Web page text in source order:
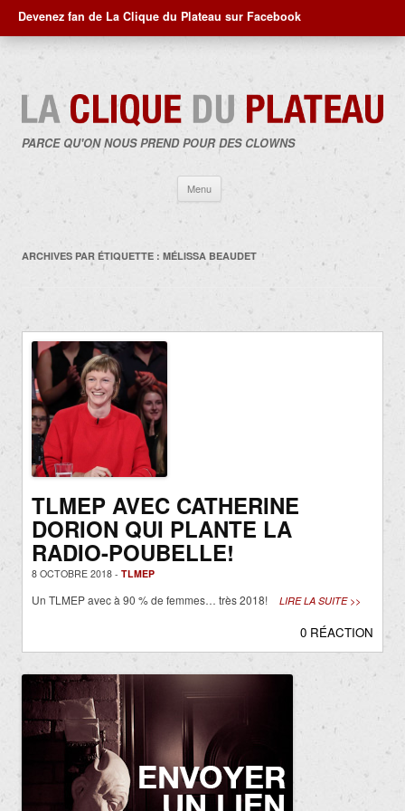
Devenez fan de La Clique du Plateau sur Facebook
PARCE QU'ON NOUS PREND POUR DES CLOWNS
Menu
contenu
ARCHIVES PAR ÉTIQUETTE : MÉLISSA BEAUDET
TLMEP AVEC CATHERINE
DORION QUI PLANTE LA
RADIO-POUBELLE!
8 OCTOBRE 2018 - TLMEP
Un TLMEP avec à 90 % de femmes… très 2018! LIRE LA SUITE >>
0 RÉACTION